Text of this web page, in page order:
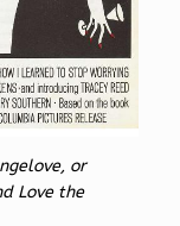
or
Love the